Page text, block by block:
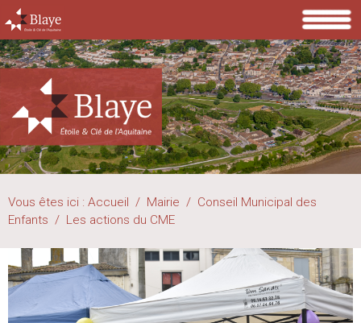
Vous êtes ici : Accueil / Mairie / Conseil Municipal des
Enfants / Les actions du CME